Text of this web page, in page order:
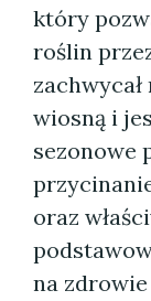
który
roślin
wiosną i
sezonowe
oraz
na